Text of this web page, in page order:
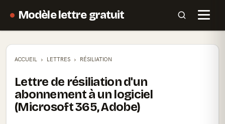
Modèle lettre gratuit
ACCUEIL LETTRES RÉSILIATION
Lettre de résiliation d'un
abonnement à un logiciel
(Microsoft 365, Adobe)